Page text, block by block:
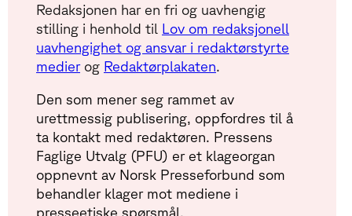
Redaksjonen har en fri og uavhengig
stilling i henhold til Lov om redaksjonell
uavhengighet og ansvar i redaktørstyrte
medierog Redaktørplakaten.
Den som mener seg rammet av
urettmessig publisering, oppfordres til å
ta kontakt med redaktøren. Pressens
Faglige Utvalg (PFU) er et klageorgan
oppnevnt av Norsk Presseforbund som
behandler klager mot mediene i
presseetiske spørsmål.